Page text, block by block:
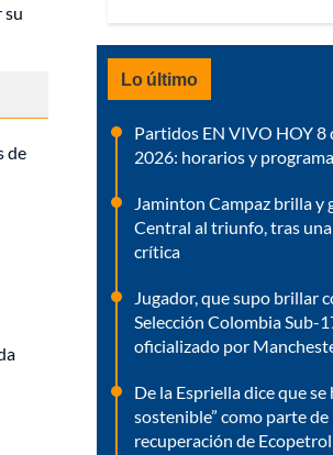
su
de
Lo último
Partidos EN VIVO HOY 8
2026: horarios y
Jaminton Campaz brilla y
Central al triunfo, tras
crítica
Jugador, que supo brillar
Selección Colombia Sub-
oficializado por
De la Espriella dice que se
sostenible” como parte de
recuperación de Ecopetrol